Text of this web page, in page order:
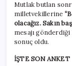
Mutlak butlan
milletvekillerine
olacağız. Sakın
mesajı gönderdiği
sonuç oldu.
İŞTE SON ANKET